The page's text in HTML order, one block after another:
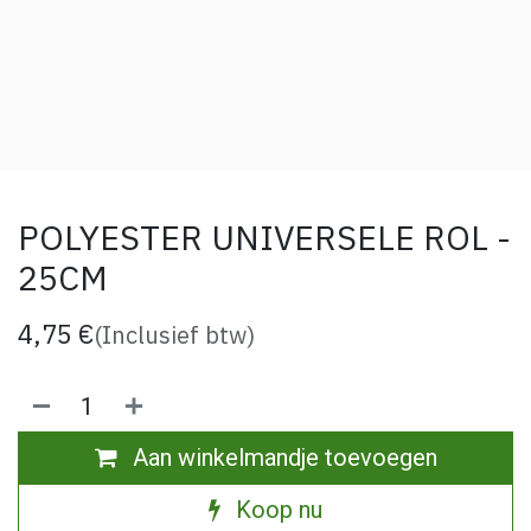
POLYESTER UNIVERSELE ROL -
25CM
4,75 €(Inclusief btw)
Aan winkelmandje toevoegen
Koop nu